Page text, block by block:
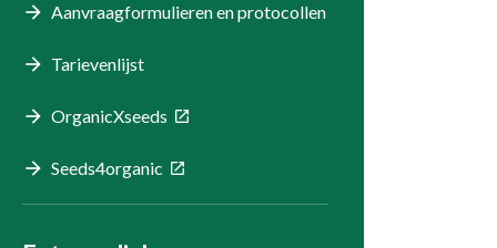
Aanvraagformulieren en protocollen
Tarievenlijst
OrganicXseeds
Seeds4organic